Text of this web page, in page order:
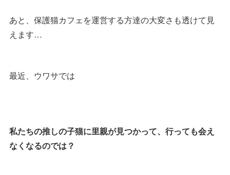
あと、保護猫カフェを運営する方達の大変さも透けて見
えます…
最近、ウワサでは
私たちの推しの子猫に里親が見つかって、行っても会え
なくなるのでは？